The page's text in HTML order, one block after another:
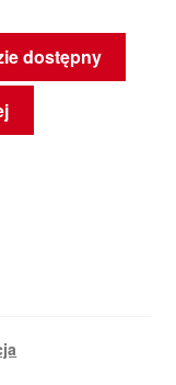
dostępny